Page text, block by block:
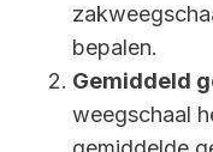
bepalen.
Gemiddeld
weegschaal